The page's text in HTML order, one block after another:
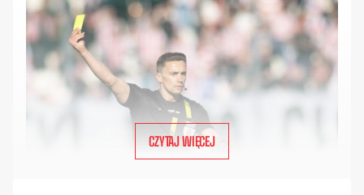
CZYTAJ WIĘCEJ